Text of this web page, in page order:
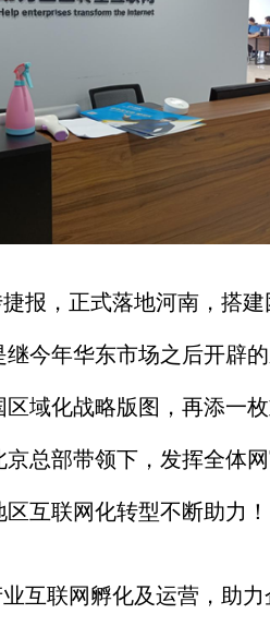
报，正式落地河南，搭
今年华东市场之后开辟
域化战略版图，再添一
京总部带领下，发挥全体
互联网化转型不断助力！
互联网孵化及运营，助